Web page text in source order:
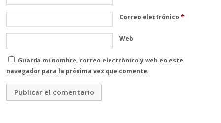
Correo electrónico*
Web
Guarda mi nombre, correo electrónico y web en este
navegador para la próxima vez que comente.